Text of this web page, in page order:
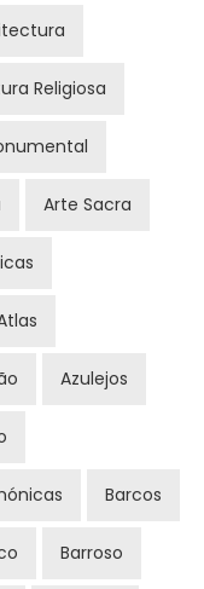
Religiosa
Arte Sacra
Azulejos
Barcos
Barroso